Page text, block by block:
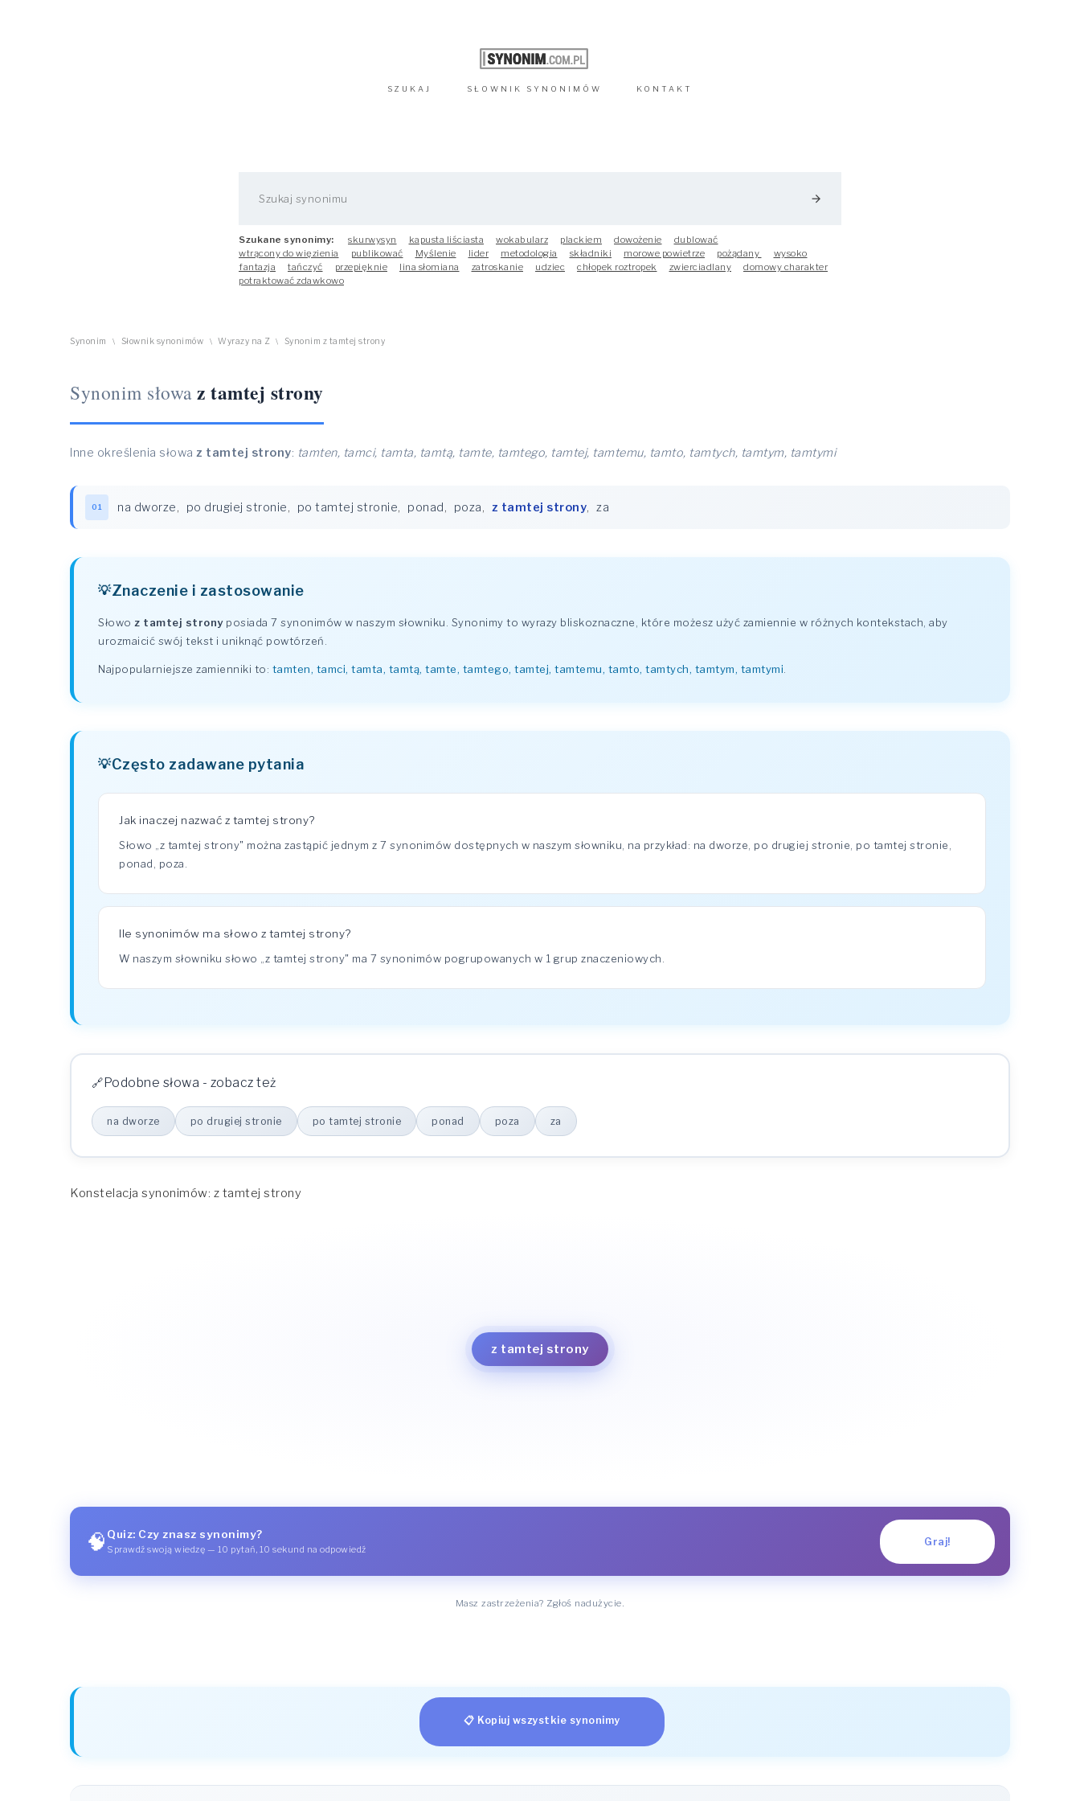
SZUKAJ SŁOWNIK SYNONIMÓW KONTAKT
arrow_forward
Szukane synonimy: skurwysyn kapusta liściasta wokabularz plackiem dowożenie
dublować
wtrącony do więzienia
publikować Myślenie lider metodologia składniki morowe powietrze pożądany
wysoko
fantazja
tańczyć przepięknie lina słomiana zatroskanie udziec chłopek roztropek zwierciadlany
domowy charakter
potraktować zdawkowo
Synonim \ Słownik synonimów \ Wyrazy na Z \ Synonim z tamtej strony
Synonim słowa z tamtej strony
Inne określenia słowa z tamtej strony: tamten, tamci, tamta, tamtą, tamte, tamtego, tamtej, tamtemu, tamto, tamtych, tamtym, tamtymi
01 na dworze, po drugiej stronie, po tamtej stronie, ponad, poza, z tamtej strony, za
Znaczenie i zastosowanie
Słowo z tamtej stronyposiada 7 synonimów w naszym słowniku. Synonimy to wyrazy bliskoznaczne, które możesz użyć zamiennie w różnych kontekstach, aby
urozmaicić swój tekst i uniknąć powtórzeń.
Najpopularniejsze zamienniki to: tamten, tamci, tamta, tamtą, tamte, tamtego, tamtej, tamtemu, tamto, tamtych, tamtym, tamtymi
Często zadawane pytania
Jak inaczej nazwać z tamtej strony?
Słowo „z tamtej strony" można zastąpić jednym z 7 synonimów dostępnych w naszym słowniku, na przykład: na dworze, po drugiej stronie, po tamtej stronie,
ponad, poza.
Ile synonimów ma słowo z tamtej strony?
W naszym słowniku słowo „z tamtej strony" ma 7 synonimów pogrupowanych w 1 grup znaczeniowych.
Podobne słowa - zobacz też
na dworze po drugiej stronie po tamtej stronie ponad poza za
Konstelacja synonimów: z tamtej strony
z tamtej strony
na dworze
po drugiej stronie
po tamtej stronie
ponad
poza
za
🧠 Quiz: Czy znasz synonimy?
Sprawdź swoją wiedzę — 10 pytań, 10 sekund na odpowiedź
Graj!
Masz zastrzeżenia? Zgłoś nadużycie.
📋 Kopiuj wszystkie synonimy